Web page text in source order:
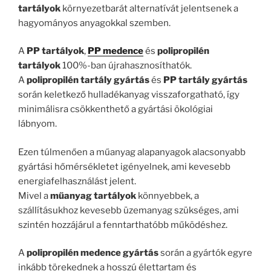
tartályok környezetbarát alternatívát jelentsenek a
hagyományos anyagokkal szemben.
A PP tartályok, PP medenceés polipropilén
tartályok100%-ban újrahasznosíthatók.
Apolipropilén tartály gyártásés PP tartály gyártás
során keletkező hulladékanyag visszaforgatható, így
minimálisra csökkenthető a gyártási ökológiai
lábnyom.
Ezen túlmenően a műanyag alapanyagok alacsonyabb
gyártási hőmérsékletet igényelnek, ami kevesebb
energiafelhasználást jelent.
Mivel aműanyag tartályok könnyebbek, a
szállításukhoz kevesebb üzemanyag szükséges, ami
szintén hozzájárul a fenntarthatóbb működéshez.
Apolipropilén medence gyártássorán a gyártók egyre
inkább törekednek a hosszú élettartam és